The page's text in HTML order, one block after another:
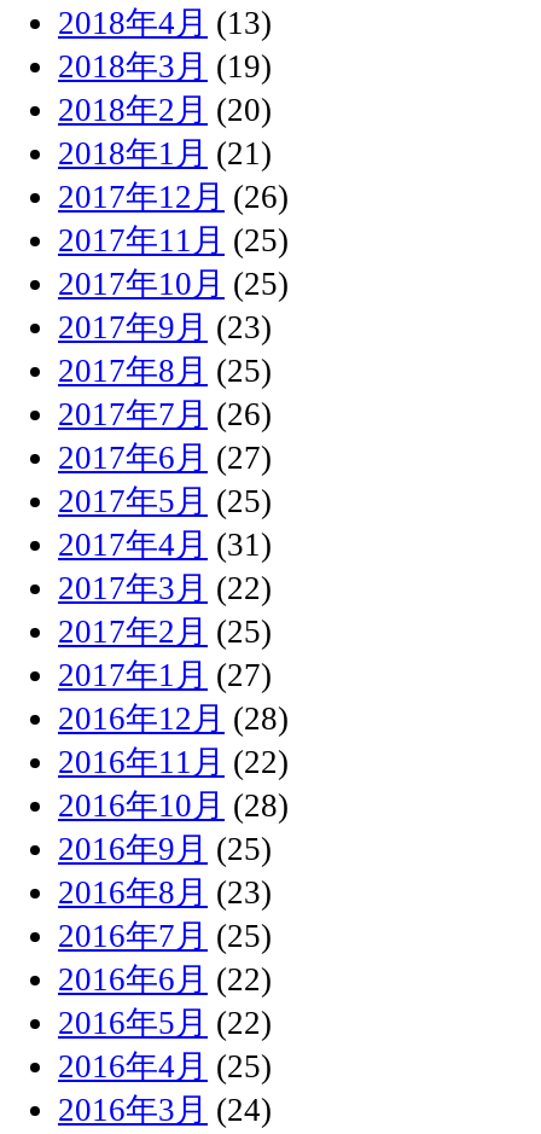
2018年4月 (13)
2018年3月 (19)
2018年2月 (20)
2018年1月 (21)
2017年12月 (26)
2017年11月 (25)
2017年10月 (25)
2017年9月 (23)
2017年8月 (25)
2017年7月 (26)
2017年6月 (27)
2017年5月 (25)
2017年4月 (31)
2017年3月 (22)
2017年2月 (25)
2017年1月 (27)
2016年12月 (28)
2016年11月 (22)
2016年10月 (28)
2016年9月 (25)
2016年8月 (23)
2016年7月 (25)
2016年6月 (22)
2016年5月 (22)
2016年4月 (25)
2016年3月 (24)